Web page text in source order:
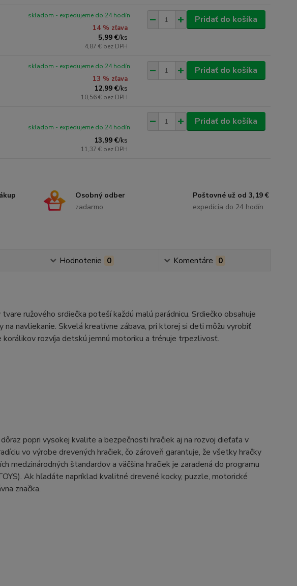
14 % zľava
5,99 €/ks
4,87 € bez DPH
skladom - expedujeme do 24 hodín Pridať do košíka
13 % zľava
12,99 €/ks
10,56 € bez DPH
skladom - expedujeme do 24 hodín Pridať do košíka
13,99 €/ks
11,37 € bez DPH
skladom - expedujeme do 24 hodín
Pridať do košíka
Osobný odber
zadarmo
Poštovné už od 3,19 €
expedícia do 24 hodín
Hodnotenie 0 Komentáre 0
ružového srdiečka poteší každú malú parádnicu. Srdiečko obsahuje
navliekanie. Skvelá kreatívne zábava, pri ktorej si deti môžu vyrobiť
rozvíja detskú jemnú motoriku a trénuje trpezlivosť.
popri vysokej kvalite a bezpečnosti hračiek aj na rozvoj dieťaťa v
vo výrobe drevených hračiek, čo zároveň garantuje, že všetky hračky
medzinárodných štandardov a väčšina hračiek je zaradená do programu
Ak hľadáte napríklad kvalitné drevené kocky, puzzle, motorické
značka.